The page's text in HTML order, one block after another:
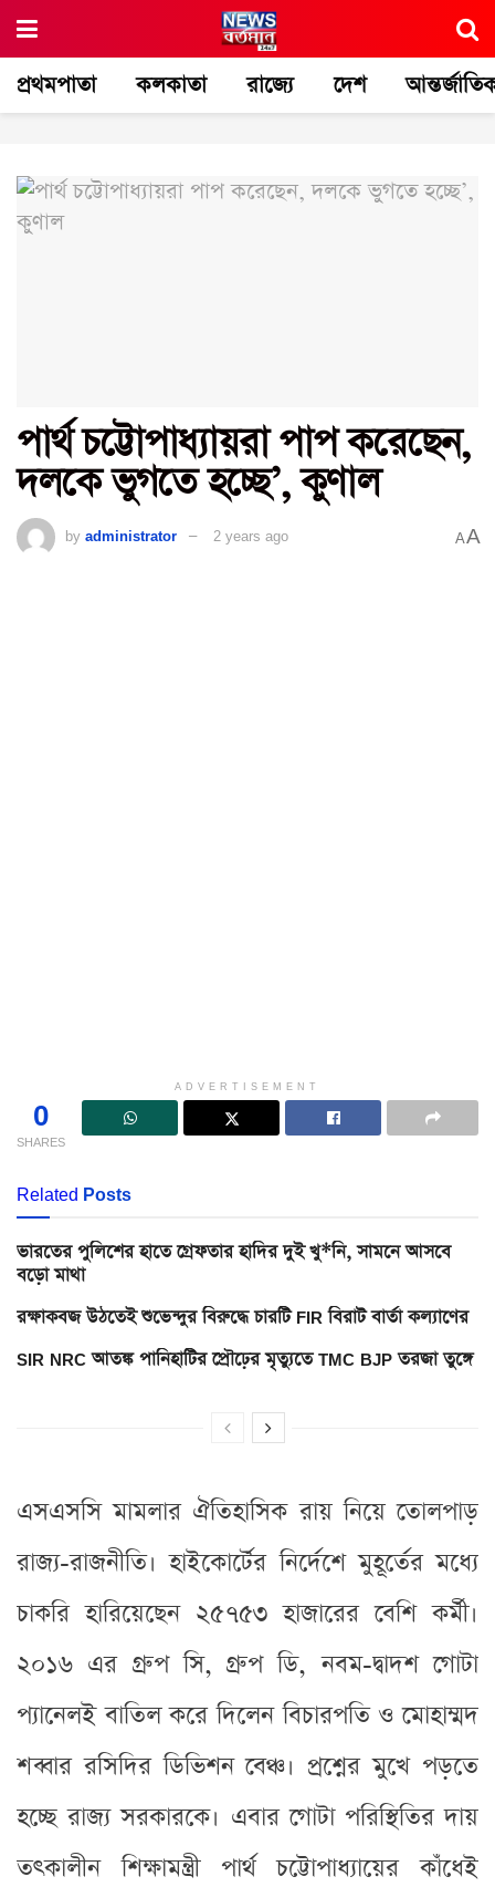
প্রথমপাতা কলকাতা রাজ্যে দেশ
পার্থ চট্টোপাধ্যায়রা পাপ করেছেন,
দলকে ভুগতে হচ্ছে’, কুণাল
by administrator 2 years ago AA
ADVERTISEMENT
0
SHARES
Related Posts
ভারতের পুলিশের হাতে গ্রেফতার হাদির দুই খু*নি, সামনে আসবে
বড়ো মাথা
রক্ষাকবজ উঠতেই শুভেন্দুর বিরুদ্ধে চারটি FIR বিরাট বার্তা কল্যাণের
SIR NRC আতঙ্ক পানিহাটির প্রৌঢ়ের মৃত্যুতে TMC BJP তরজা তুঙ্গে
এসএসসি মামলার ঐতিহাসিক রায় নিয়ে তোলপাড়
রাজ্য-রাজনীতি। হাইকোর্টের নির্দেশে মুহূর্তের মধ্যে
চাকরি হারিয়েছেন ২৫৭৫৩ হাজারের বেশি কর্মী।
২০১৬ এর গ্রুপ সি, গ্রুপ ডি, নবম-দ্বাদশ গোটা
প্যানেলই বাতিল করে দিলেন বিচারপতি ও মোহাম্মদ
শব্বার রসিদির ডিভিশন বেঞ্চ। প্রশ্নের মুখে পড়তে
হচ্ছে রাজ্য সরকারকে। এবার গোটা পরিস্থিতির দায়
তৎকালীন শিক্ষামন্ত্রী পার্থ চট্টোপাধ্যায়ের কাঁধেই